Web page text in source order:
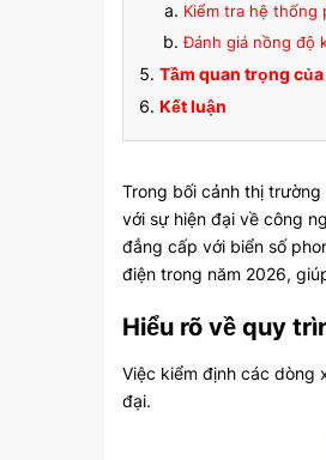
Kiểm tra hệ thống
Đánh giá nồng độ
Tầm quan trọng
Kết luận
Trong bối cảnh thị
với sự hiện đại về công
đẳng cấp với biển số
điện trong năm 2026,
Hiểu rõ về quy
Việc kiểm định các dòng
đại.